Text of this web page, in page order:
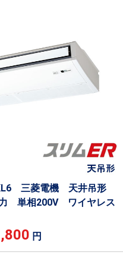
三菱電機 天井吊形
単相200V ワイヤレス
円